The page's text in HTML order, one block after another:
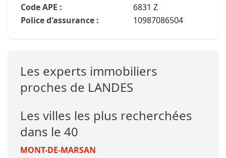
Code APE :
6831 Z
Police d'assurance :
10987086504
Les experts immobiliers
proches de LANDES
Les villes les plus recherchées
dans le 40
MONT-DE-MARSAN